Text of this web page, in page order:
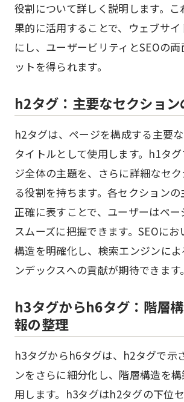
役割について詳しく説明します。
果的に活用することで、ウェブサ
にし、ユーザービリティとSEOの
ットを得られます。
h2タグ：主要なセクショ
h2タグは、ページを構成する主要
タイトルとして使用します。h1タ
ジ全体の主題を、さらに詳細なセ
る役割を持ちます。各セクション
正確に表すことで、ユーザーはペ
スムーズに把握できます。SEOにお
構造を明確化し、検索エンジンに
ンデックスへの貢献が期待できます。
h3タグからh6タグ：階層
報の整理
h3タグからh6タグは、h2タグで示
ンをさらに細分化し、階層構造を
用します。h3タグはh2タグの下位